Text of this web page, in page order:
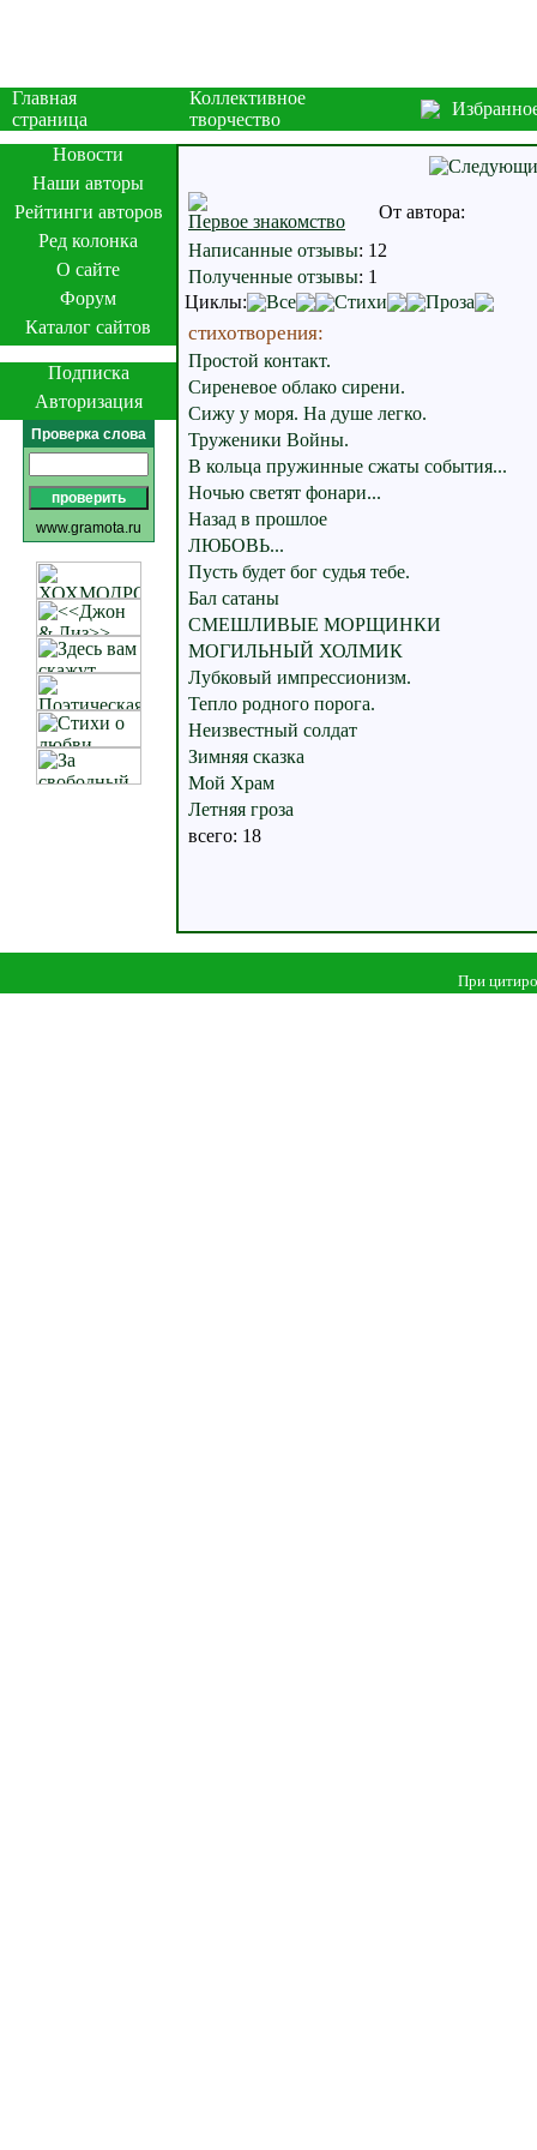
Главная
страница
Коллективное
творчество
Новости
Наши авторы
Рейтинги авторов
Ред колонка
О сайте
Форум
Каталог сайтов
Подписка
Авторизация
Проверка слова
www.gramota.ru
Первое знакомство
От автора:
Написанные отзывы: 12
Полученные отзывы: 1
Циклы:
Все Стихи Проза
стихотворения:
Простой контакт.
Сиреневое облако сирени.
Сижу у моря. На душе легко.
Труженики Войны.
В кольца пружинные сжаты события...
Ночью светят фонари...
Назад в прошлое
ЛЮБОВЬ...
Пусть будет бог судья тебе.
Бал сатаны
СМЕШЛИВЫЕ МОРЩИНКИ
МОГИЛЬНЫЙ ХОЛМИК
Лубковый импрессионизм.
Тепло родного порога.
Неизвестный солдат
Зимняя сказка
Мой Храм
Летняя гроза
всего: 18
При